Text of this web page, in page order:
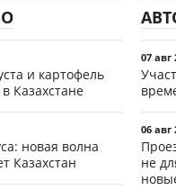
и картофель
Казахстане
новая волна
Казахстан
07 авг
06 авг
не